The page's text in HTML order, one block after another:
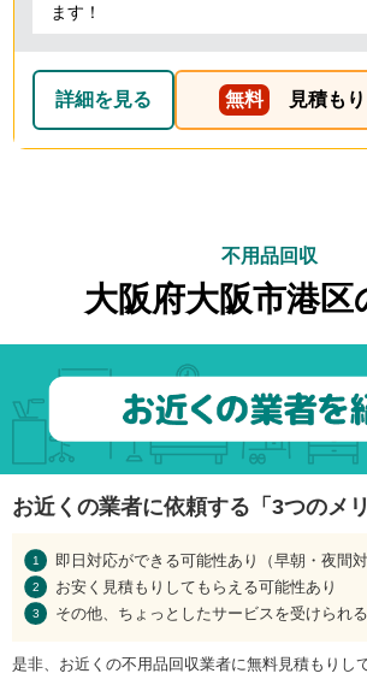
ます！
詳細を見る 無料 見積もり
不用品回収
大阪府大阪市港区
お近くの業者に依頼する「3つのメリ
即日対応ができる可能性あり（早朝・夜間対
お安く見積もりしてもらえる可能性あり
その他、ちょっとしたサービスを受けられ
是非、お近くの不用品回収業者に無料見積もりし